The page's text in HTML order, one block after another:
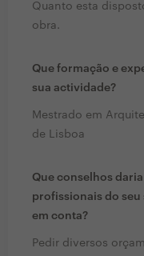
Quanto esta
obra.
Que formação e
sua actividade?
Mestrado em
de Lisboa
Que conselhos
profissionais do seu
em conta?
Pedir diversos